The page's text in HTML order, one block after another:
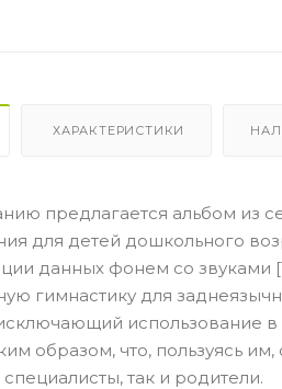
ХАРАКТЕРИСТИКИ
предлагается альбом из
для детей дошкольного
данных фонем со звуками
гимнастику для
использование
образом, что, пользуясь
специалисты, так и родители.